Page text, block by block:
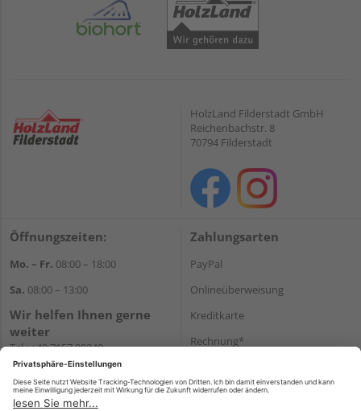
HolzLand Filderstadt GmbH
Reichenbachstr. 8
70794 Filderstadt
Öffnungszeiten:
Mo. – Fr. 08:00 – 18:00
Sa. 08:00 – 13:00
Wir helfen Ihnen gerne
weiter
Tel.:+49 7157 88240
E-Mail:shop@holzland-
filderstadt.de
Zahlungsarten
PayPal
Onlineüberweisung
Kreditkarte
Rechnung*
Versand